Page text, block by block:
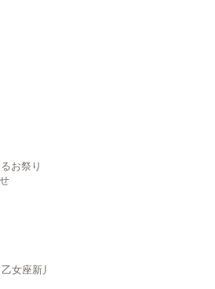
お祭り
女座新月